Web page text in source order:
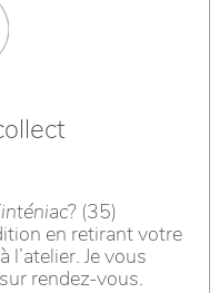
? (35)
en retirant votre
Je vous
rendez-vous.